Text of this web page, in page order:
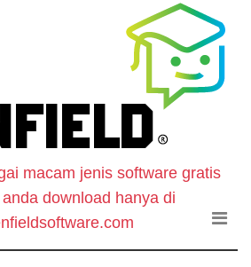
macam jenis software gratis
download hanya di